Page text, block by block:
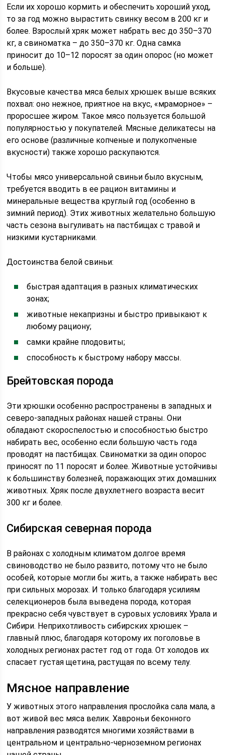
Если их хорошо кормить и обеспечить хороший уход,
то за год можно вырастить свинку весом в 200 кг и
более. Взрослый хряк может набрать вес до 350–370
кг, а свиноматка – до 350–370 кг. Одна самка
приносит до 10–12 поросят за один опорос (но может
и больше).
Вкусовые качества мяса белых хрюшек выше всяких
похвал: оно нежное, приятное на вкус, «мраморное» –
проросшее жиром. Такое мясо пользуется большой
популярностью у покупателей. Мясные деликатесы на
его основе (различные копченые и полукопченые
вкусности) также хорошо раскупаются.
Чтобы мясо универсальной свиньи было вкусным,
требуется вводить в ее рацион витамины и
минеральные вещества круглый год (особенно в
зимний период). Этих животных желательно большую
часть сезона выгуливать на пастбищах с травой и
низкими кустарниками.
Достоинства белой свиньи:
быстрая адаптация в разных климатических
зонах;
животные некапризны и быстро привыкают к
любому рациону;
самки крайне плодовиты;
способность к быстрому набору массы.
Брейтовская порода
Эти хрюшки особенно распространены в западных и
северо-западных районах нашей страны. Они
обладают скороспелостью и способностью быстро
набирать вес, особенно если большую часть года
проводят на пастбищах. Свиноматки за один опорос
приносят по 11 поросят и более. Животные устойчивы
к большинству болезней, поражающих этих домашних
животных. Хряк после двухлетнего возраста весит
300 кг и более.
Сибирская северная порода
В районах с холодным климатом долгое время
свиноводство не было развито, потому что не было
особей, которые могли бы жить, а также набирать вес
при сильных морозах. И только благодаря усилиям
селекционеров была выведена порода, которая
прекрасно себя чувствует в суровых условиях Урала и
Сибири. Неприхотливость сибирских хрюшек –
главный плюс, благодаря которому их поголовье в
холодных регионах растет год от года. От холодов их
спасает густая щетина, растущая по всему телу.
Мясное направление
У животных этого направления прослойка сала мала, а
вот живой вес мяса велик. Хавроньи беконного
направления разводятся многими хозяйствами в
центральном и центрально-черноземном регионах